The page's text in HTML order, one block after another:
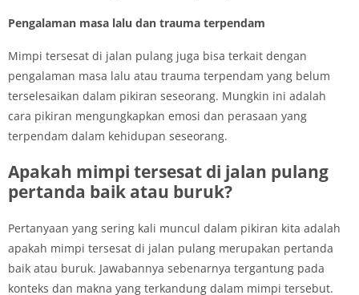
Pengalaman masa lalu dan trauma terpendam
Mimpi tersesat di jalan pulang juga bisa terkait dengan
pengalaman masa lalu atau trauma terpendam yang belum
terselesaikan dalam pikiran seseorang. Mungkin ini adalah
cara pikiran mengungkapkan emosi dan perasaan yang
terpendam dalam kehidupan seseorang.
Apakah mimpi tersesat di jalan pulang
pertanda baik atau buruk?
Pertanyaan yang sering kali muncul dalam pikiran kita adalah
apakah mimpi tersesat di jalan pulang merupakan pertanda
baik atau buruk. Jawabannya sebenarnya tergantung pada
konteks dan makna yang terkandung dalam mimpi tersebut.